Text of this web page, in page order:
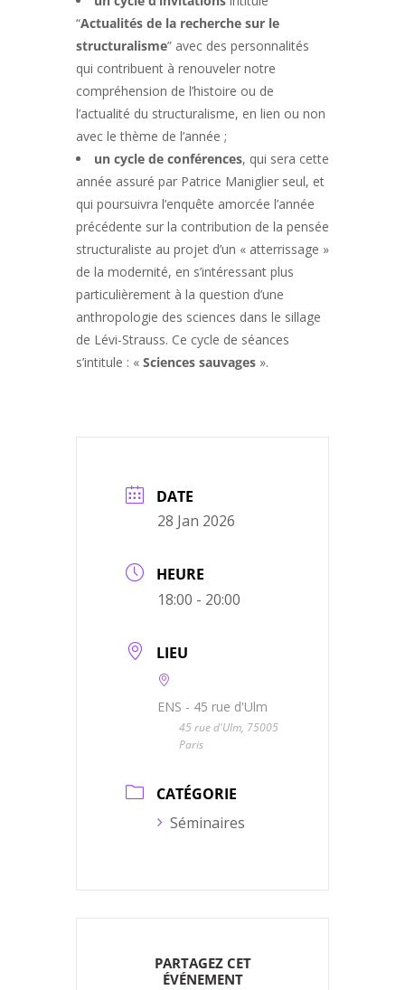
“Actualités de la recherche sur le
structuralisme” avec des personnalités
qui contribuent à renouveler notre
compréhension de l’histoire ou de
l’actualité du structuralisme, en lien ou non
avec le thème de l’année ;
un cycle de conférences, qui sera cette
année assuré par Patrice Maniglier seul, et
qui poursuivra l’enquête amorcée l’année
précédente sur la contribution de la pensée
structuraliste au projet d’un « atterrissage »
de la modernité, en s’intéressant plus
particulièrement à la question d’une
anthropologie des sciences dans le sillage
de Lévi-Strauss. Ce cycle de séances
s’intitule : « Sciences sauvages ».
DATE
28 Jan 2026
HEURE
18:00 - 20:00
LIEU
ENS - 45 rue d'Ulm
45 rue d'Ulm, 75005
Paris
CATÉGORIE
Séminaires
PARTAGEZ CET
ÉVÉNEMENT